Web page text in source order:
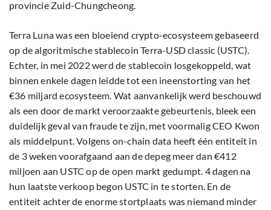
provincie Zuid-Chungcheong.
Terra Luna was een bloeiend crypto-ecosysteem gebaseerd
op de algoritmische stablecoin Terra-USD classic (USTC).
Echter, in mei 2022 werd de stablecoin losgekoppeld, wat
binnen enkele dagen leidde tot een ineenstorting van het
€36 miljard ecosysteem. Wat aanvankelijk werd beschouwd
als een door de markt veroorzaakte gebeurtenis, bleek een
duidelijk geval van fraude te zijn, met voormalig CEO Kwon
als middelpunt. Volgens on-chain data heeft één entiteit in
de 3 weken voorafgaand aan de depeg meer dan €412
miljoen aan USTC op de open markt gedumpt. 4 dagen na
hun laatste verkoop begon USTC in te storten. En de
entiteit achter de enorme stortplaats was niemand minder